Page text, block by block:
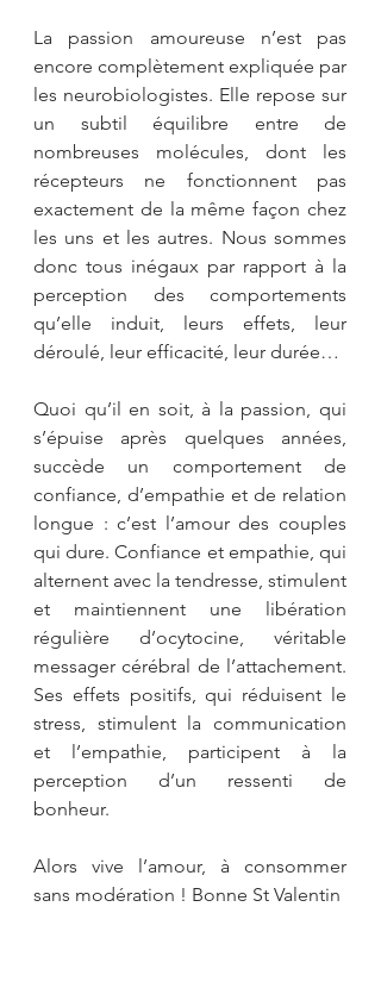
La passion amoureuse n’est pas
encore complètement expliquée par
les neurobiologistes. Elle repose sur
un subtil équilibre entre de
nombreuses molécules, dont les
récepteurs ne fonctionnent pas
exactement de la même façon chez
les uns et les autres. Nous sommes
donc tous inégaux par rapport à la
perception des comportements
qu’elle induit, leurs effets, leur
déroulé, leur efficacité, leur durée…
Quoi qu’il en soit, à la passion, qui
s’épuise après quelques années,
succède un comportement de
confiance, d’empathie et de relation
longue : c’est l’amour des couples
qui dure. Confiance et empathie, qui
alternent avec la tendresse, stimulent
et maintiennent une libération
régulière d’ocytocine, véritable
messager cérébral de l’attachement.
Ses effets positifs, qui réduisent le
stress, stimulent la communication
et l’empathie, participent à la
perception d’un ressenti de
bonheur.
Alors vive l’amour, à consommer
sans modération ! Bonne St Valentin